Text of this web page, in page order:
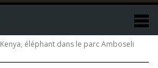
Kenya, éléphant dans le parc Amboseli